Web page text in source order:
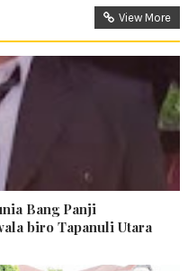
View More
Bang Panji
biro Tapanuli Utara